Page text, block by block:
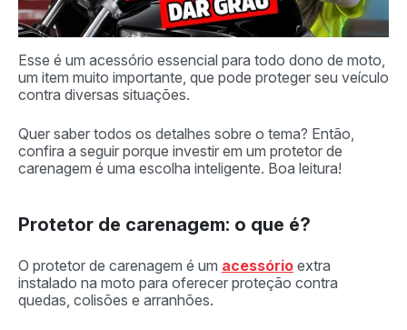
Esse é um acessório essencial para todo dono de moto,
um item muito importante, que pode proteger seu veículo
contra diversas situações.
Quer saber todos os detalhes sobre o tema? Então,
confira a seguir porque investir em um protetor de
carenagem é uma escolha inteligente. Boa leitura!
Protetor de carenagem: o que é?
O protetor de carenagem é um acessório extra
instalado na moto para oferecer proteção contra
quedas, colisões e arranhões.